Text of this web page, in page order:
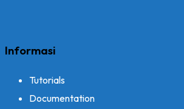
Informasi
Tutorials
Documentation